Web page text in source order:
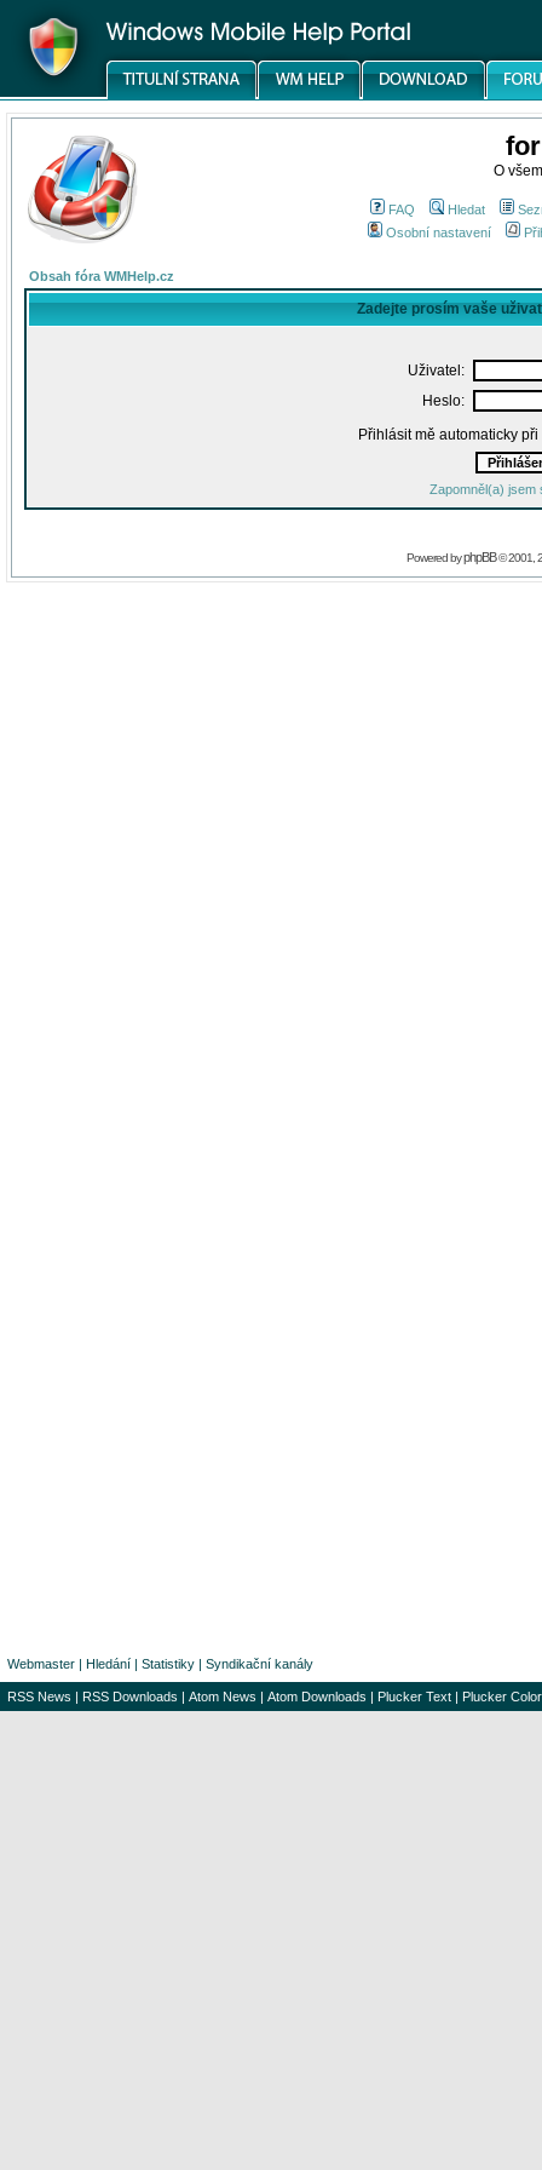
O
FAQ Hledat
Osobní nastavení
Obsah fóra WMHelp.cz
Zadejte prosím vaše
Uživatel:
Heslo:
Přihlásit mě automaticky
Zapomněl(a) jsem
Powered byphpBB© 2001,
Webmaster | Hledání | Statistiky | Syndikační kanály
RSS News | RSS Downloads | Atom News | Atom Downloads | Plucker Text | Plucker Color